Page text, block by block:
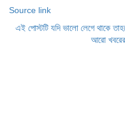
Source link
এই পোস্টটি যদি ভালো লেগে থাকে
আরো খবরের